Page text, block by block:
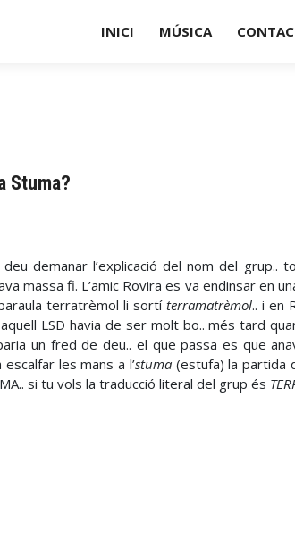
INICI MÚSICA
Stuma?
demanar l’explicació del nom del grup..
massa fi. L’amic Rovira es va endinsar en
terratrèmol li sortíterramatrèmol.. i en
LSD havia de ser molt bo.. més tard
un fred de deu.. el que passa es que
les mans a l’stuma(estufa) la partida
si tu vols la traducció literal del grup és